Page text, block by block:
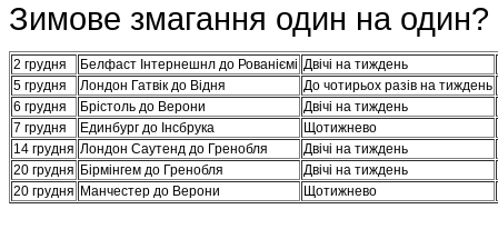
Зимове змагання один на один?
2 грудня Белфаст Інтернешнл до Рованіємі Двічі на тиждень
5 грудня
Лондон Гатвік до Відня
До чотирьох разів на тиждень
6 грудня
Брістоль до Верони
Двічі на тиждень
7 грудня
Единбург до Інсбрука
Щотижнево
14 грудня Лондон Саутенд до Гренобля
Двічі на тиждень
20 грудня Бірмінгем до Гренобля
Двічі на тиждень
20 грудня Манчестер до Верони Щотижнево